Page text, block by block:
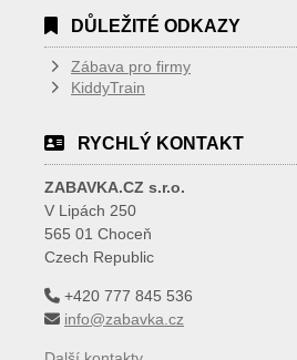
DŮLEŽITÉ ODKAZY
Zábava pro firmy
KiddyTrain
RYCHLÝ KONTAKT
ZABAVKA.CZ s.r.o.
V Lipách 250
565 01 Choceň
Czech Republic
+420 777 845 536
info@zabavka.cz